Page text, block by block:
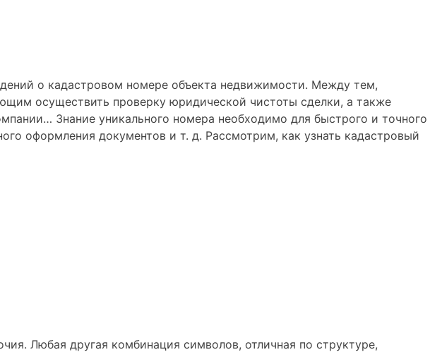
о кадастровом номере объекта недвижимости. Между тем,
осуществить проверку юридической чистоты сделки, а также
Знание уникального номера необходимо для быстрого и точного
оформления документов и т. д. Рассмотрим, как узнать кадастровый
Любая другая комбинация символов, отличная по структуре,